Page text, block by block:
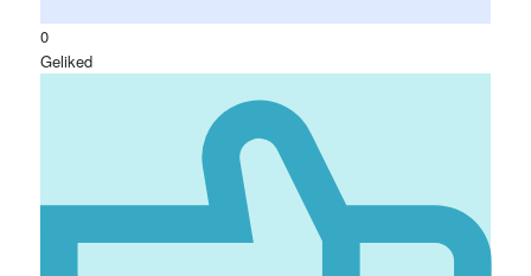
0
Geliked